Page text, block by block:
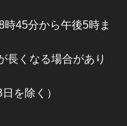
45分から午後5時ま
長くなる場合があり
を除く）